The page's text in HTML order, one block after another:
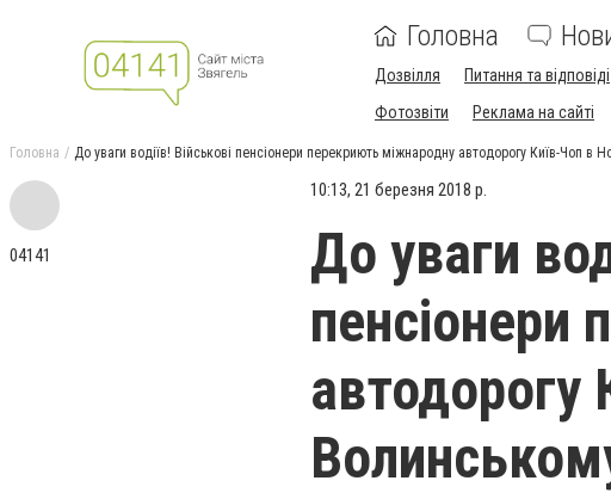
Головна
Дозвілля Питання та відповіді
Фотозвіти
Реклама на сайті
Головна До уваги водіїв! Військові пенсіонери перекриють міжнародну автодорогу Київ-Чоп в
04141
10:13, 21 березня 2018 р.
До уваги
пенсіонери
автодорогу